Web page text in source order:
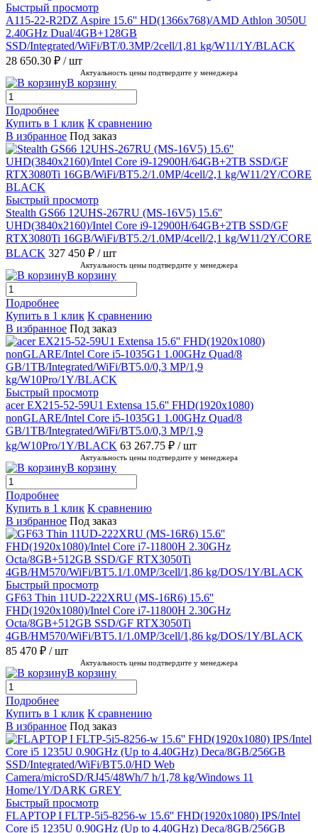
Быстрый просмотр
A115-22-R2DZ Aspire 15.6'' HD(1366x768)/AMD Athlon 3050U
2.40GHz Dual/4GB+128GB
SSD/Integrated/WiFi/BT/0.3MP/2cell/1,81 kg/W11/1Y/BLACK
28 650.30 ₽ / шт
Актуальность цены подтвердите у менеджера
В корзину
Подробнее
Купить в 1 клик К сравнению
В избранное Под заказ
Быстрый просмотр
Stealth GS66 12UHS-267RU (MS-16V5) 15.6''
UHD(3840x2160)/Intel Core i9-12900H/64GB+2TB SSD/GF
RTX3080Ti 16GB/WiFi/BT5.2/1.0MP/4cell/2,1 kg/W11/2Y/CORE
BLACK 327 450 ₽ / шт
Актуальность цены подтвердите у менеджера
В корзину
Подробнее
Купить в 1 клик К сравнению
В избранное Под заказ
Быстрый просмотр
acer EX215-52-59U1 Extensa 15.6'' FHD(1920x1080)
nonGLARE/Intel Core i5-1035G1 1.00GHz Quad/8
GB/1TB/Integrated/WiFi/BT5.0/0,3 MP/1,9
kg/W10Pro/1Y/BLACK 63 267.75 ₽ / шт
Актуальность цены подтвердите у менеджера
В корзину
Подробнее
Купить в 1 клик К сравнению
В избранное Под заказ
Быстрый просмотр
GF63 Thin 11UD-222XRU (MS-16R6) 15.6''
FHD(1920x1080)/Intel Core i7-11800H 2.30GHz
Octa/8GB+512GB SSD/GF RTX3050Ti
4GB/HM570/WiFi/BT5.1/1.0MP/3cell/1,86 kg/DOS/1Y/BLACK
85 470 ₽ / шт
Актуальность цены подтвердите у менеджера
В корзину
Подробнее
Купить в 1 клик К сравнению
В избранное Под заказ
Быстрый просмотр
FLAPTOP I FLTP-5i5-8256-w 15.6'' FHD(1920x1080) IPS/Intel
Core i5 1235U 0.90GHz (Up to 4.40GHz) Deca/8GB/256GB